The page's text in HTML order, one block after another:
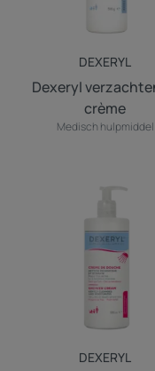
DEXERYL
Dexeryl
crème
Medisch hulpmiddel
DEXERYL